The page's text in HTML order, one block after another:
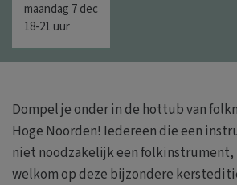
Dompel je onder in de hottub van
Hoge Noorden! Iedereen die een
niet noodzakelijk een folkinstrument,
welkom op deze bijzondere
maandag 7 dec
18-21 uur